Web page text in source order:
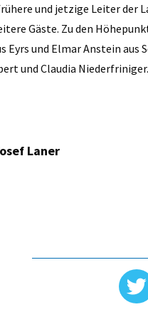
und jetzige Leiter
Gäste. Zu den
Eyrs und Elmar ­Anstein aus
und Claudia
Laner